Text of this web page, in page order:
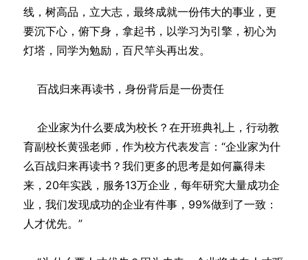
线，树高品，立大志，最终成就一份伟大的事业，更
要沉下心，俯下身，拿起书，以学习为引擎，初心为
灯塔，同学为勉励，百尺竿头再出发。
百战归来再读书，身份背后是一份责任
企业家为什么要成为校长？在开班典礼上，行动教
育副校长黄强老师，作为校方代表发言：“企业家为什
么百战归来再读书？我们更多的思考是如何赢得未
来，20年实践，服务13万企业，每年研究大量成功企
业，我们发现成功的企业有件事，99%做到了一致：
人才优先。”